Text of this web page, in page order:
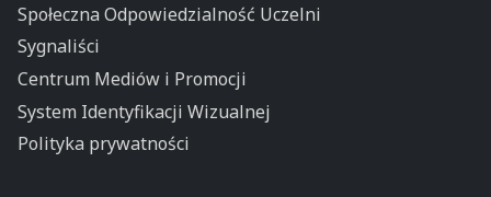
Społeczna Odpowiedzialność Uczelni
Sygnaliści
Centrum Mediów i Promocji
System Identyfikacji Wizualnej
Polityka prywatności